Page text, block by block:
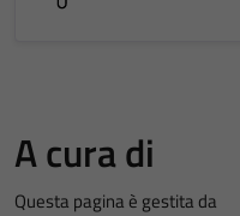
A cura di
Questa pagina è gestita da